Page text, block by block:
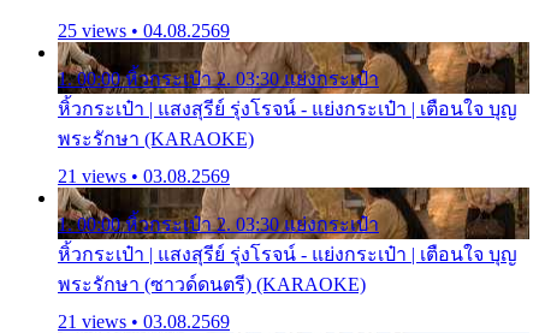
25 views • 04.08.2569
1. 00:00 หิ้วกระเป๋า 2. 03:30 แย่งกระเป๋า
หิ้วกระเป๋า | แสงสุรีย์ รุ่งโรจน์ - แย่งกระเป๋า | เตือนใจ บุญ
พระรักษา (KARAOKE)
21 views • 03.08.2569
1. 00:00 หิ้วกระเป๋า 2. 03:30 แย่งกระเป๋า
หิ้วกระเป๋า | แสงสุรีย์ รุ่งโรจน์ - แย่งกระเป๋า | เตือนใจ บุญ
พระรักษา (ซาวด์ดนตรี) (KARAOKE)
21 views • 03.08.2569